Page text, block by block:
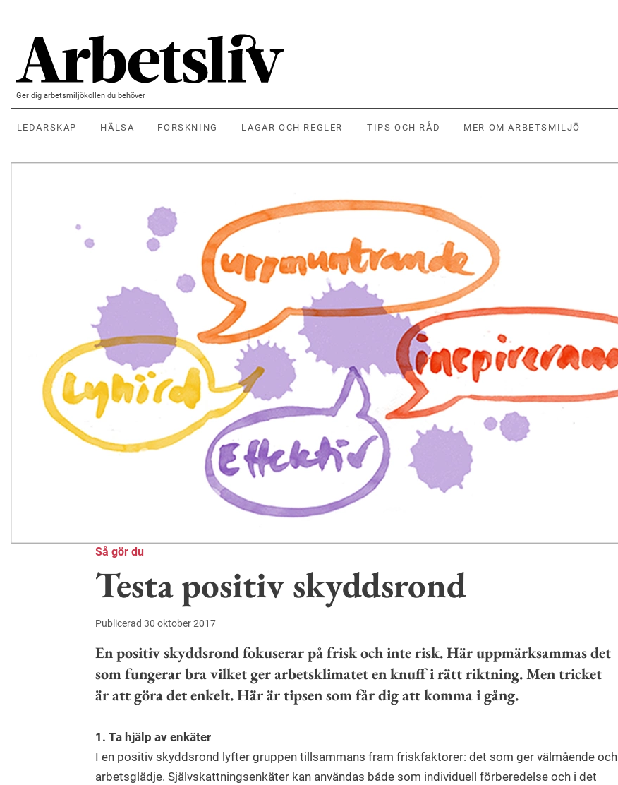
Ger dig arbetsmiljökollen du behöver
LEDARSKAP HÄLSA FORSKNING LAGAR OCH REGLER TIPS OCH RÅD MER OM ARBETSMILJÖ
Så gör du
Testa positiv skyddsrond
Publicerad 30 oktober 2017
En positiv skyddsrond fokuserar på frisk och inte risk. Här uppmärksammas det
som fungerar bra vilket ger arbetsklimatet en knuff i rätt riktning. Men tricket
är att göra det enkelt. Här är tipsen som får dig att komma i gång.
1. Ta hjälp av enkäter
I en positiv skyddsrond lyfter gruppen tillsammans fram friskfaktorer: det som ger välmående och
arbetsglädje. Självskattningsenkäter kan användas både som individuell förberedelse och i det